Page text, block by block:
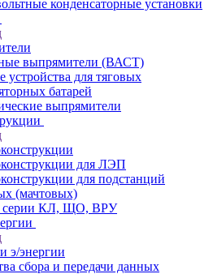
конденсаторные установки
выпрямители (ВАСТ)
устройства для тяговых
батарей
выпрямители
для ЛЭП
для подстанций
(мачтовых)
серии КЛ, ЩО, ВРУ
э/энергии
сбора и передачи данных